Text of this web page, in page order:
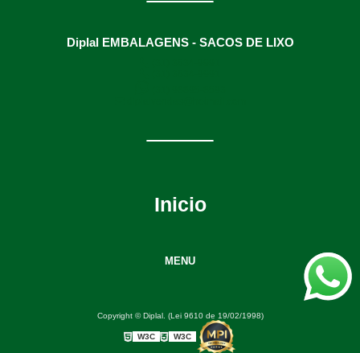
Diplal EMBALAGENS - SACOS DE LIXO
Inicio
MENU
Copyright © Diplal. (Lei 9610 de 19/02/1998)
W3C W3C